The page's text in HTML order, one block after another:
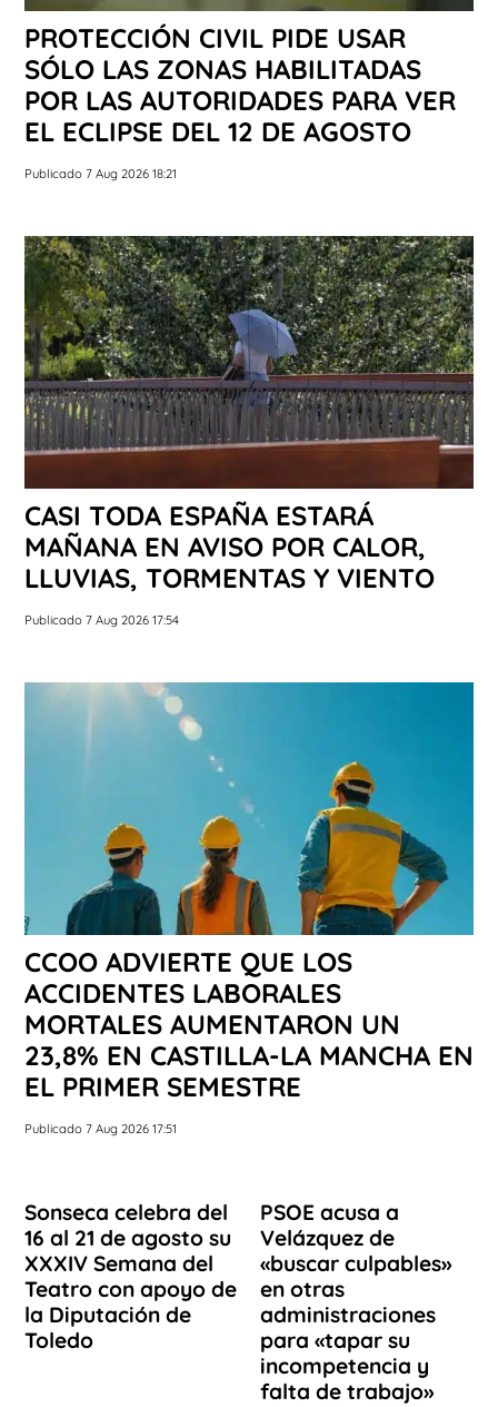
PROTECCIÓN CIVIL PIDE USAR
SÓLO LAS ZONAS HABILITADAS
POR LAS AUTORIDADES PARA VER
EL ECLIPSE DEL 12 DE AGOSTO
Publicado 7 Aug 2026 18:21
CASI TODA ESPAÑA ESTARÁ
MAÑANA EN AVISO POR CALOR,
LLUVIAS, TORMENTAS Y VIENTO
Publicado 7 Aug 2026 17:54
CCOO ADVIERTE QUE LOS
ACCIDENTES LABORALES
MORTALES AUMENTARON UN
23,8% EN CASTILLA-LA MANCHA EN
EL PRIMER SEMESTRE
Publicado 7 Aug 2026 17:51
Sonseca celebra del
16 al 21 de agosto su
XXXIV Semana del
Teatro con apoyo de
la Diputación de
Toledo
PSOE acusa a
Velázquez de
«buscar culpables»
en otras
administraciones
para «tapar su
incompetencia y
falta de trabajo»